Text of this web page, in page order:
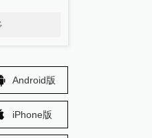
Android版
iPhone版